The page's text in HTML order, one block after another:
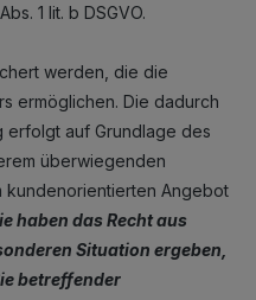
1 lit. b DSGVO.
werden, die die
ermöglichen. Die dadurch
erfolgt auf Grundlage des
überwiegenden
kundenorientierten Angebot
haben das Recht aus
Situation ergeben,
betreffender